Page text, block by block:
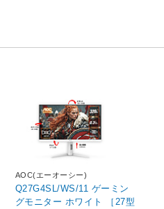
AOC(エーオーシー)
Q27G4SL/WS/11 ゲーミン
グモニター ホワイト ［27型